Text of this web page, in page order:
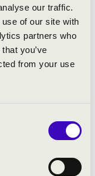
our traffic.
of our site with
partners who
you’ve
from your use